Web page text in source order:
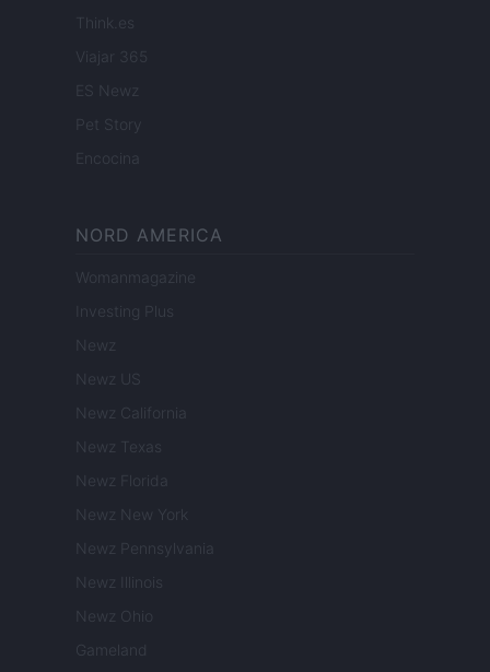
Think.es
Viajar 365
ES Newz
Pet Story
Encocina
NORD AMERICA
Womanmagazine
Investing Plus
Newz
Newz US
Newz California
Newz Texas
Newz Florida
Newz New York
Newz Pennsylvania
Newz Illinois
Newz Ohio
Gameland